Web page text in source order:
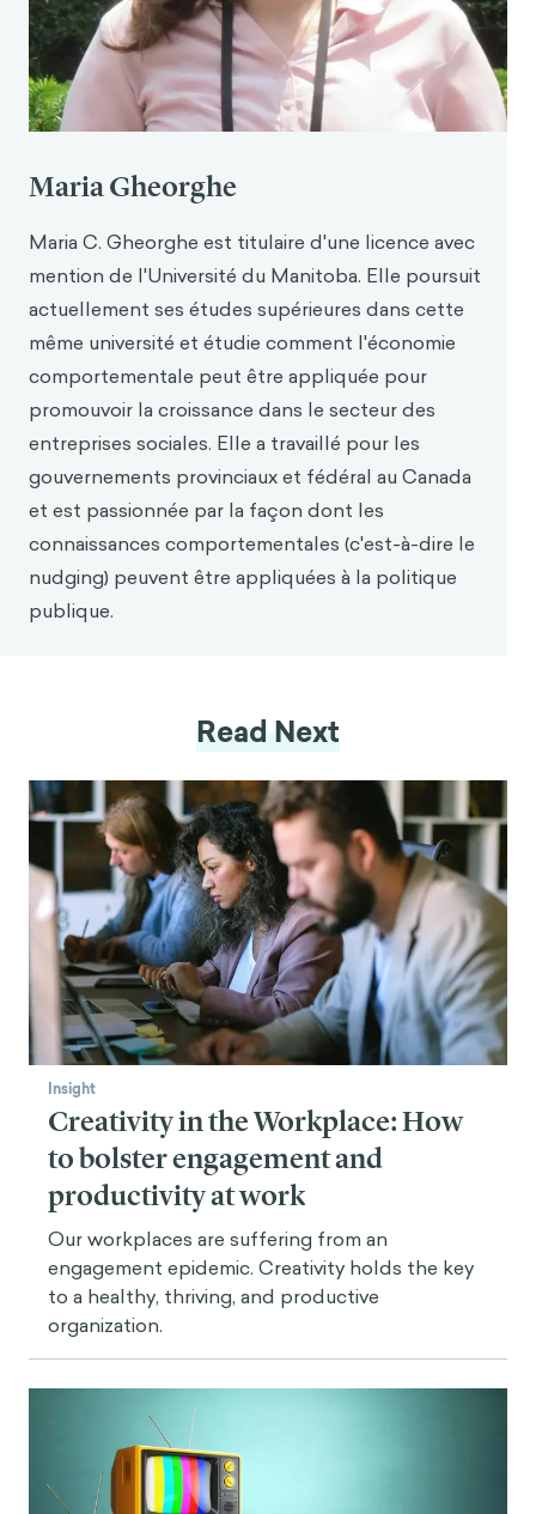
7. Igarashi, M., De Boer, L. et Pfuhl, G. (2017).
Analyse du comportement des acheteurs lors de
la sélection de critères verts d ans les marchés
publics. Journal of Public Procurement
Maria Gheorghe
Maria C. Gheorghe est titulaire d'une licence avec
mention de l'Université du Manitoba. Elle poursuit
actuellement ses études supérieures dans cette
même université et étudie comment l'économie
comportementale peut être appliquée pour
promouvoir la croissance dans le secteur des
entreprises sociales. Elle a travaillé pour les
gouvernements provinciaux et fédéral au Canada
et est passionnée par la façon dont les
connaissances comportementales (c'est-à-dire le
nudging) peuvent être appliquées à la politique
publique.
Read Next
Insight
Creativity in the Workplace: How
to bolster engagement and
productivity at work
Our workplaces are suffering from an
engagement epidemic. Creativity holds the key
to a healthy, thriving, and productive
organization.